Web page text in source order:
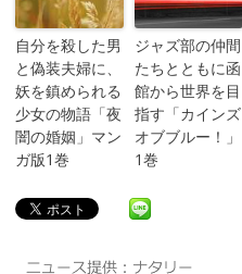
自分を殺した男
と偽装夫婦に、
妖を鎮められる
少女の物語「夜
闇の婚姻」マン
ガ版1巻
ジャズ部の仲間
たちとともに函
館から世界を目
指す「カインズ
オブブルー！」
1巻